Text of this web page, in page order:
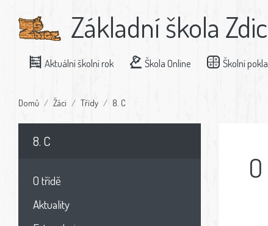
Základní škola
Aktuální školní rok Škola Online Školní
Domů Žáci Třídy 8. C
8. C
O třídě
Aktuality